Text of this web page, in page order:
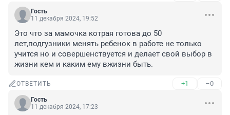
Гость
11 декабря 2024, 19:52
Это что за мамочка котрая готова до 50
лет,подгузники менять ребенок в работе не только
учится но и совершенствуется и делает свой выбор в
жизни кем и каким ему вжизни быть.
ОТВЕТИТЬ +1 –0
Гость
11 декабря 2024, 17:23